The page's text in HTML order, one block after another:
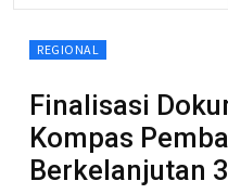
REGIONAL
Finalisasi
Kompas
Berkelanjutan